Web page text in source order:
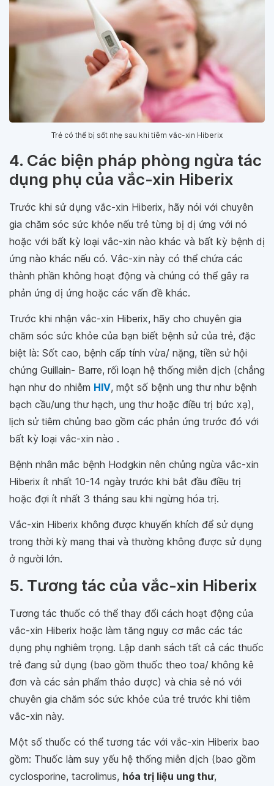
Trẻ có thể bị sốt nhẹ sau khi tiêm vắc-xin Hiberix
4. Các biện pháp phòng ngừa tác
dụng phụ của vắc-xin Hiberix
Trước khi sử dụng vắc-xin Hiberix, hãy nói với chuyên
gia chăm sóc sức khỏe nếu trẻ từng bị dị ứng với nó
hoặc với bất kỳ loại vắc-xin nào khác và bất kỳ bệnh dị
ứng nào khác nếu có. Vắc-xin này có thể chứa các
thành phần không hoạt động và chúng có thể gây ra
phản ứng dị ứng hoặc các vấn đề khác.
Trước khi nhận vắc-xin Hiberix, hãy cho chuyên gia
chăm sóc sức khỏe của bạn biết bệnh sử của trẻ, đặc
biệt là: Sốt cao, bệnh cấp tính vừa/ nặng, tiền sử hội
chứng Guillain- Barre, rối loạn hệ thống miễn dịch (chẳng
hạn như do nhiễm HIV, một số bệnh ung thư như bệnh
bạch cầu/ung thư hạch, ung thư hoặc điều trị bức xạ),
lịch sử tiêm chủng bao gồm các phản ứng trước đó với
bất kỳ loại vắc-xin nào .
Bệnh nhân mắc bệnh Hodgkin nên chủng ngừa vắc-xin
Hiberix ít nhất 10-14 ngày trước khi bắt đầu điều trị
hoặc đợi ít nhất 3 tháng sau khi ngừng hóa trị.
Vắc-xin Hiberix không được khuyến khích để sử dụng
trong thời kỳ mang thai và thường không được sử dụng
ở người lớn.
5. Tương tác của vắc-xin Hiberix
Tương tác thuốc có thể thay đổi cách hoạt động của
vắc-xin Hiberix hoặc làm tăng nguy cơ mắc các tác
dụng phụ nghiêm trọng. Lập danh sách tất cả các thuốc
trẻ đang sử dụng (bao gồm thuốc theo toa/ không kê
đơn và các sản phẩm thảo dược) và chia sẻ nó với
chuyên gia chăm sóc sức khỏe của trẻ trước khi tiêm
vắc-xin này.
Một số thuốc có thể tương tác với vắc-xin Hiberix bao
gồm: Thuốc làm suy yếu hệ thống miễn dịch (bao gồm
cyclosporine, tacrolimus, hóa trị liệu ung thư,